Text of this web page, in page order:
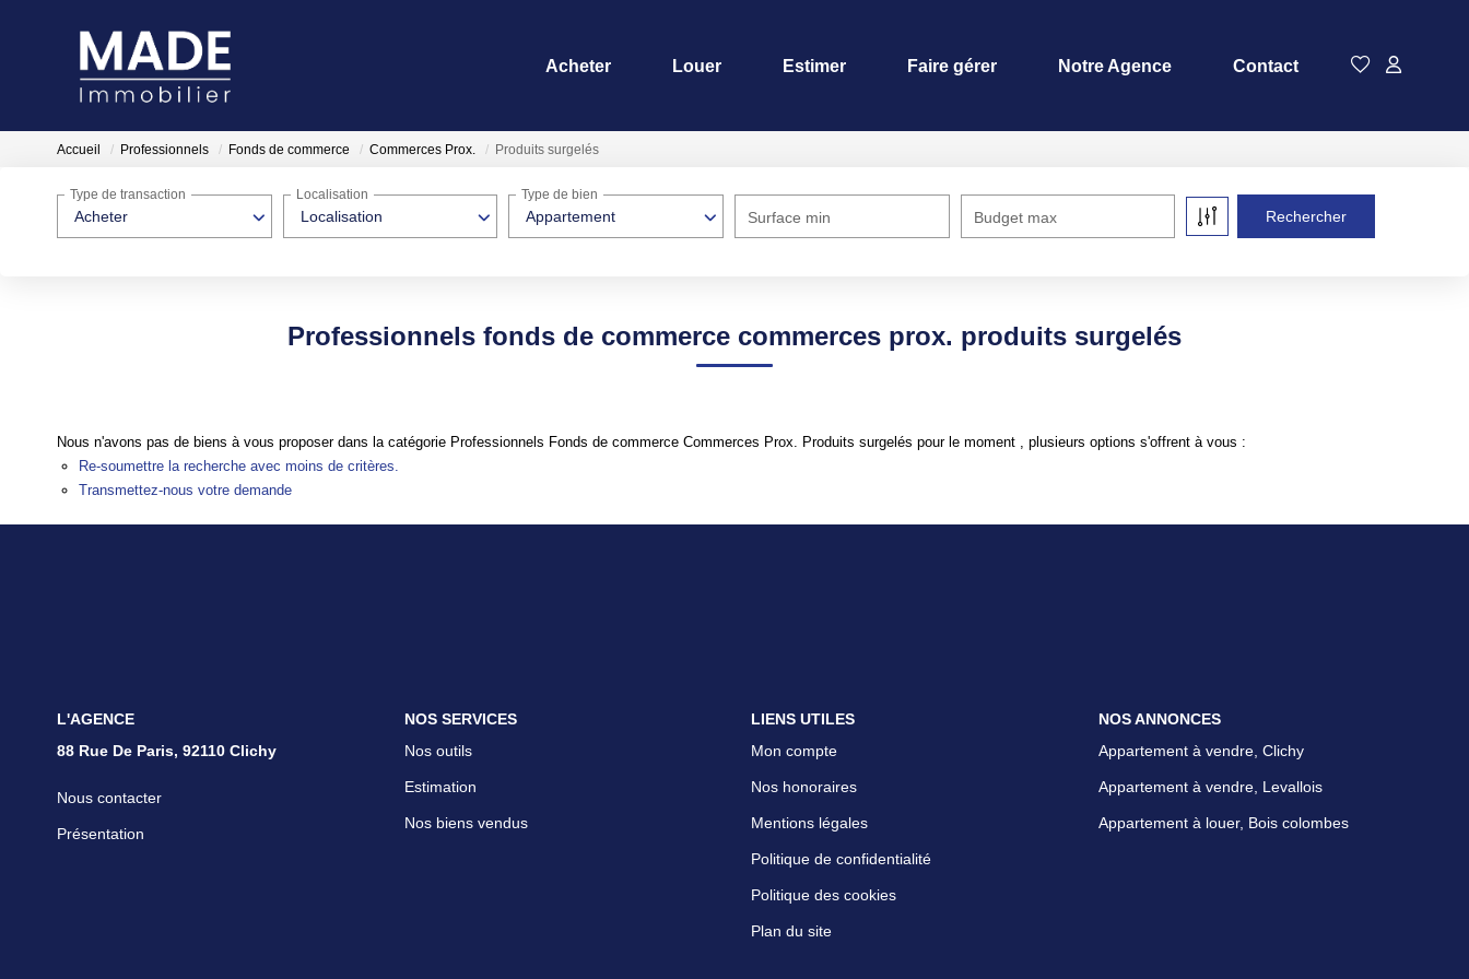
Acheter Louer Estimer Faire gérer Notre Agence Contact
Accueil Professionnels Fonds de commerce Commerces Prox. Produits surgelés
Acheter
Type de transaction
Localisation
Localisation
Appartement
Type de bien
Surface min Budget max
Professionnels fonds de commerce commerces prox. produits surgelés
Nous n'avons pas de biens à vous proposer dans la catégorie Professionnels Fonds de commerce Commerces Prox. Produits surgelés pour le moment , plusieurs options s'offrent à vous :
Re-soumettre la recherche avec moins de critères.
Transmettez-nous votre demande
L'AGENCE
88 Rue De Paris, 92110 Clichy
Nous contacter
Présentation
NOS SERVICES
Nos outils
Estimation
Nos biens vendus
LIENS UTILES
Mon compte
Nos honoraires
Mentions légales
Politique de confidentialité
Politique des cookies
Plan du site
NOS ANNONCES
Appartement à vendre, Clichy
Appartement à vendre, Levallois
Appartement à louer, Bois colombes